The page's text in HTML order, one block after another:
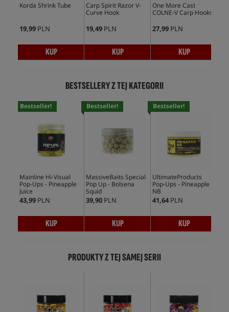
Korda Shrink Tube
19,99 PLN
KUP
Carp Spirit Razor V-
Curve Hook
19,49 PLN
KUP
One More Cast
COLNE-V Carp Hooks
27,99 PLN
KUP
BESTSELLERY Z TEJ KATEGORII
Bestseller!
Mainline Hi-Visual
Pop-Ups - Pineapple
Juice
43,99 PLN
KUP
Bestseller!
MassiveBaits Special
Pop Up - Bolsena
Squid
39,90 PLN
KUP
Bestseller!
UltimateProducts
Pop-Ups - Pineapple
NB
41,64 PLN
KUP
PRODUKTY Z TEJ SAMEJ SERII